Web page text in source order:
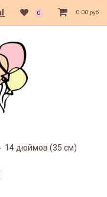
0 0.00 руб
14 дюймов (35 см)